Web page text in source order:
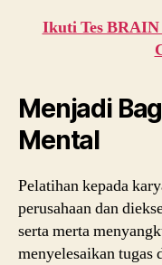
Ikuti Tes
Menjadi
Mental
Pelatihan kepada
perusahaan dan
serta merta
menyelesaikan tugas